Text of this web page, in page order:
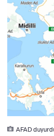
AFAD